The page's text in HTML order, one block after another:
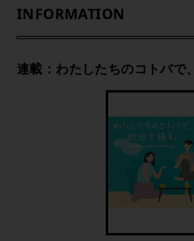
INFORMATION
連載：わたしたちのコトバで